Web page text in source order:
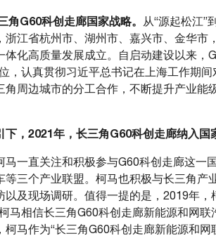
角G60科创走廊国家战略。
从“源起松江”
江省杭州市、湖州市、嘉兴市、金华市
体化高质量发展成立。自启动建设以来，
，认真贯彻习近平总书记在上海工作期
周边城市的分工合作，不断提升产业能
， 2021年，长三角G60科创走廊纳入国
一直关注和积极参与G60科创走廊这一
三个产业联盟。柯马也积极与长三角产
及现场调研。值得一提的是，2019年
马相信长三角G60科创走廊新能源和网
马作为“长三角G60科创走廊新能源和